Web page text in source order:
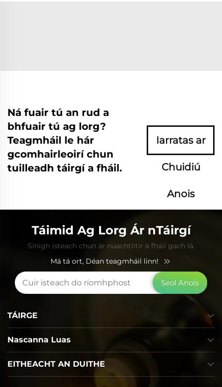
Ná fuair tú an rud a
bhfuair tú ag lorg?
Teagmháil le hár
gcomhairleoirí chun
tuilleadh táirgí a fháil.
Iarratas ar
Chuidiú
Anois
Táimid Ag Lorg Ár nTáirgí
Sínigh isteach chun ár nuachtlitir a fháil gach lá.
Má tá ort, Déan teagmháil linn!
Seol Anois
Nascanna Luas
TÁIRGE
EITHEACHT AN DUITHE